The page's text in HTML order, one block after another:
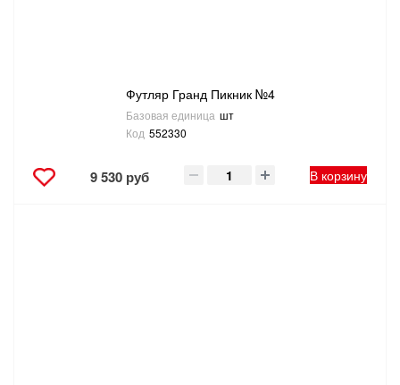
Футляр Гранд Пикник №4
Базовая единица шт
Код 552330
9 530 руб В корзину